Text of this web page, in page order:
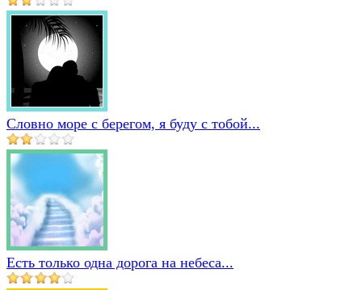
Словно море с берегом, я буду с тобой...
Есть только одна дорога на небеса...